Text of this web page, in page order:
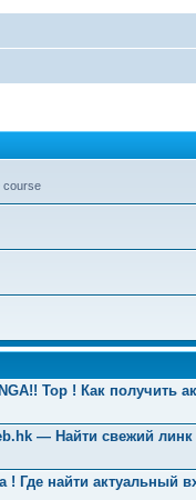
course
Тор ! Как получить
— Найти свежий линк
! Где найти актуальный